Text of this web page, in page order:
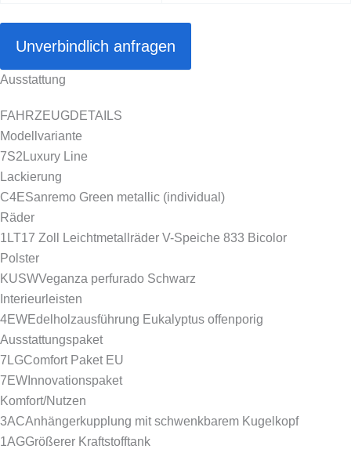
Unverbindlich anfragen
Ausstattung
FAHRZEUGDETAILS
Modellvariante
7S2 Luxury Line
Lackierung
C4ESanremo Green metallic (individual)
Räder
1LT17 Zoll Leichtmetallräder V-Speiche 833 Bicolor
Polster
KUSWVeganza perfurado Schwarz
Interieurleisten
4EWEdelholzausführung Eukalyptus offenporig
Ausstattungspaket
7LGComfort Paket EU
7EW Innovationspaket
Komfort/Nutzen
3ACAnhängerkupplung mit schwenkbarem Kugelkopf
1AGGrößerer Kraftstofftank